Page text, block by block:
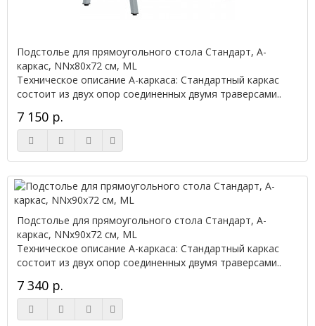
Подстолье для прямоугольного стола Стандарт, А-
каркас, NNx80х72 см, ML
Техническое описание А-каркаса: Стандартный каркас
состоит из двух опор соединенных двумя траверсами..
7 150 р.
Подстолье для прямоугольного стола Стандарт, А-
каркас, NNx90х72 см, ML
Техническое описание А-каркаса: Стандартный каркас
состоит из двух опор соединенных двумя траверсами..
7 340 р.